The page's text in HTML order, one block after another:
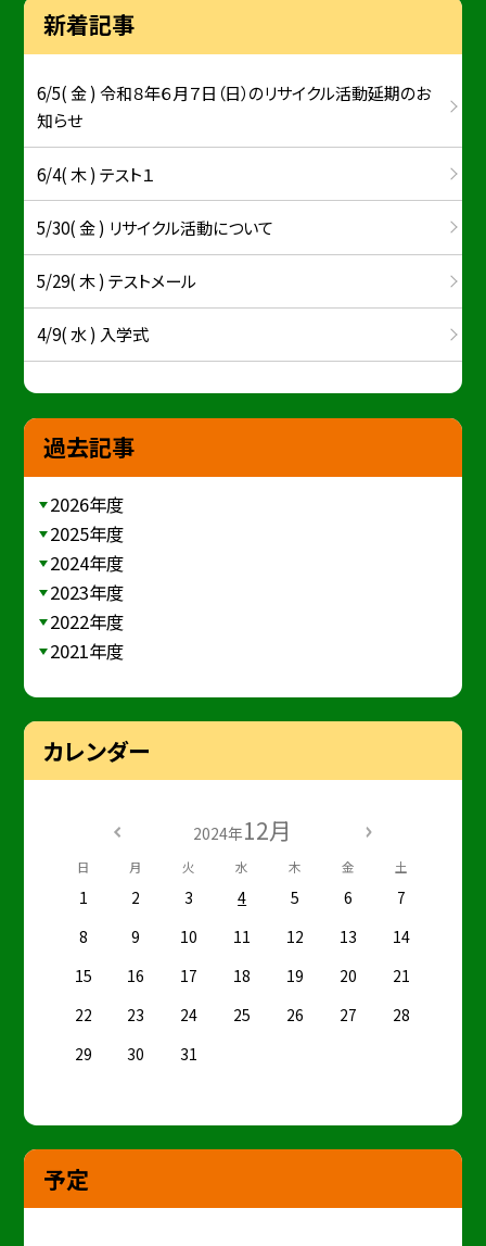
新着記事
6/5( 金 ) 令和８年６月７日（日）のリサイクル活動延期のお
知らせ
6/4( 木 ) テスト１
5/30( 金 ) リサイクル活動について
5/29( 木 ) テストメール
4/9( 水 ) 入学式
過去記事
2026年度
2025年度
2024年度
2023年度
2022年度
2021年度
カレンダー
2024年12月
日 月 火 水 木 金 土
1 2 3 4 5 6
7
8
9 10 11 12 13
14
15
16 17 18 19 20
21
22
23 24 25 26 27
28
29
30 31
予定